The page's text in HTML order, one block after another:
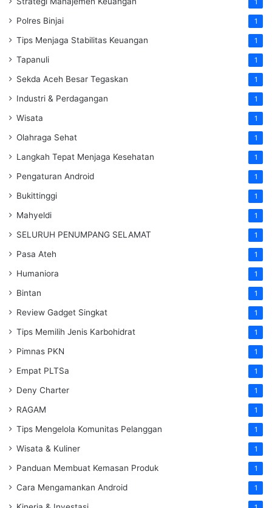
1
Polres Binjai 1
Tips Menjaga Stabilitas Keuangan 1
Tapanuli 1
Sekda Aceh Besar Tegaskan 1
Industri & Perdagangan 1
Wisata 1
Olahraga Sehat 1
Langkah Tepat Menjaga Kesehatan 1
Pengaturan Android 1
Bukittinggi 1
Mahyeldi 1
SELURUH PENUMPANG SELAMAT 1
Pasa Ateh 1
Humaniora 1
Bintan 1
Review Gadget Singkat 1
Tips Memilih Jenis Karbohidrat 1
Pimnas PKN 1
Empat PLTSa 1
Deny Charter 1
RAGAM 1
Tips Mengelola Komunitas Pelanggan 1
Wisata & Kuliner 1
Panduan Membuat Kemasan Produk 1
Cara Mengamankan Android 1